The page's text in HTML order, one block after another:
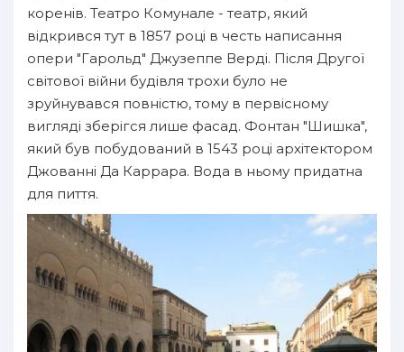
коренів. Театро Комунале - театр, який
відкрився тут в 1857 році в честь написання
опери "Гарольд" Джузеппе Верді. Після Другої
світової війни будівля трохи було не
зруйнувався повністю, тому в первісному
вигляді зберігся лише фасад. Фонтан "Шишка",
який був побудований в 1543 році архітектором
Джованні Да Каррара. Вода в ньому придатна
для пиття.